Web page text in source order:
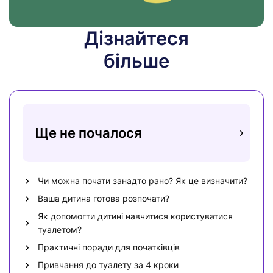
Дізнайтеся
більше
Ще не почалося
Чи можна почати занадто рано? Як це визначити?
Ваша дитина готова розпочати?
Як допомогти дитині навчитися користуватися
туалетом?
Практичні поради для початківців
Привчання до туалету за 4 кроки